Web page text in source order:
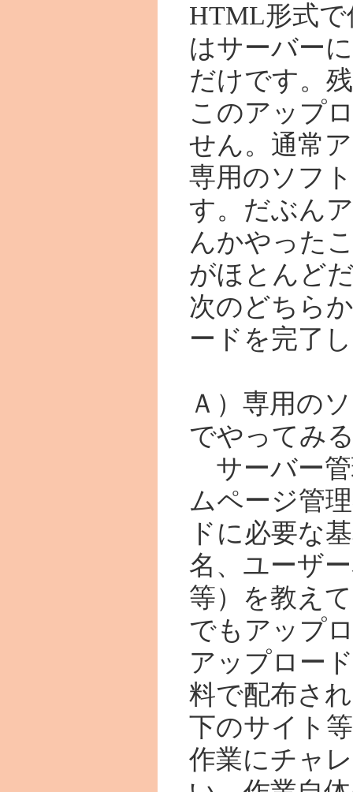
HTML形式
はサーバー
だけです。
このアップ
せん。通常
専用のソフ
す。だぶん
んかやった
がほとんど
次のどちら
ードを完了
Ａ）専用の
でやってみ
サーバー
ムページ管
ドに必要な
名、ユーザ
等）を教え
でもアップ
アップロー
料で配布さ
下のサイト
作業にチャ